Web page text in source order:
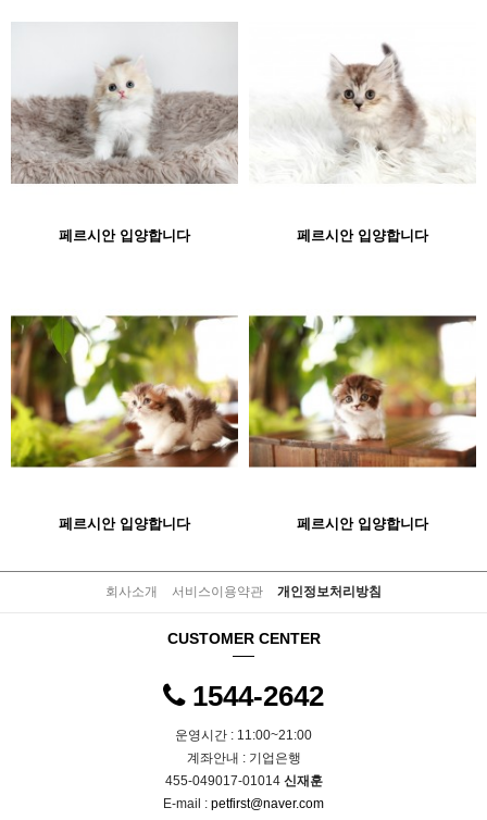
페르시안 입양합니다 페르시안 입양합니다
페르시안 입양합니다 페르시안 입양합니다
회사소개 서비스이용약관 개인정보처리방침
CUSTOMER CENTER
1544-2642
운영시간 : 11:00~21:00
계좌안내 : 기업은행
455-049017-01014 신재훈
E-mail : petfirst@naver.com